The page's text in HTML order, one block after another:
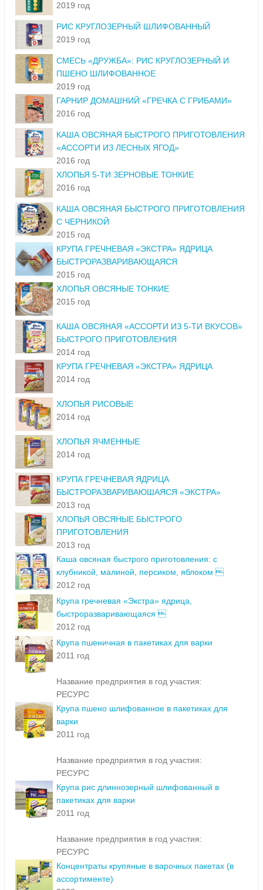
2019 год
РИС КРУГЛОЗЕРНЫЙ ШЛИФОВАННЫЙ
2019 год
СМЕСЬ «ДРУЖБА»: РИС КРУГЛОЗЕРНЫЙ И
ПШЕНО ШЛИФОВАННОЕ
2019 год
ГАРНИР ДОМАШНИЙ «ГРЕЧКА С ГРИБАМИ»
2016 год
КАША ОВСЯНАЯ БЫСТРОГО ПРИГОТОВЛЕНИЯ
«АССОРТИ ИЗ ЛЕСНЫХ ЯГОД»
2016 год
ХЛОПЬЯ 5-ТИ ЗЕРНОВЫЕ ТОНКИЕ
2016 год
КАША ОВСЯНАЯ БЫСТРОГО ПРИГОТОВЛЕНИЯ
С ЧЕРНИКОЙ
2015 год
КРУПА ГРЕЧНЕВАЯ «ЭКСТРА» ЯДРИЦА
БЫСТРОРАЗВАРИВАЮЩАЯСЯ
2015 год
ХЛОПЬЯ ОВСЯНЫЕ ТОНКИЕ
2015 год
КАША ОВСЯНАЯ «АССОРТИ ИЗ 5-ТИ ВКУСОВ»
БЫСТРОГО ПРИГОТОВЛЕНИЯ
2014 год
КРУПА ГРЕЧНЕВАЯ «ЭКСТРА» ЯДРИЦА
2014 год
ХЛОПЬЯ РИСОВЫЕ
2014 год
ХЛОПЬЯ ЯЧМЕННЫЕ
2014 год
КРУПА ГРЕЧНЕВАЯ ЯДРИЦА
БЫСТРОРАЗВАРИВАЮШАЯСЯ «ЭКСТРА»
2013 год
ХЛОПЬЯ ОВСЯНЫЕ БЫСТРОГО
ПРИГОТОВЛЕНИЯ
2013 год
Каша овсяная быстрого приготовления: с
клубникой, малиной, персиком, яблоком 
2012 год
Крупа гречневая «Экстра» ядрица,
быстроразваривающаяся 
2012 год
Крупа пшеничная в пакетиках для варки
2011 год
Название предприятия в год участия:
РЕСУРС
Крупа пшено шлифованное в пакетиках для
варки
2011 год
Название предприятия в год участия:
РЕСУРС
Крупа рис длиннозерный шлифованный в
пакетиках для варки
2011 год
Название предприятия в год участия:
РЕСУРС
Концентраты крупяные в варочных пакетах (в
ассортименте)